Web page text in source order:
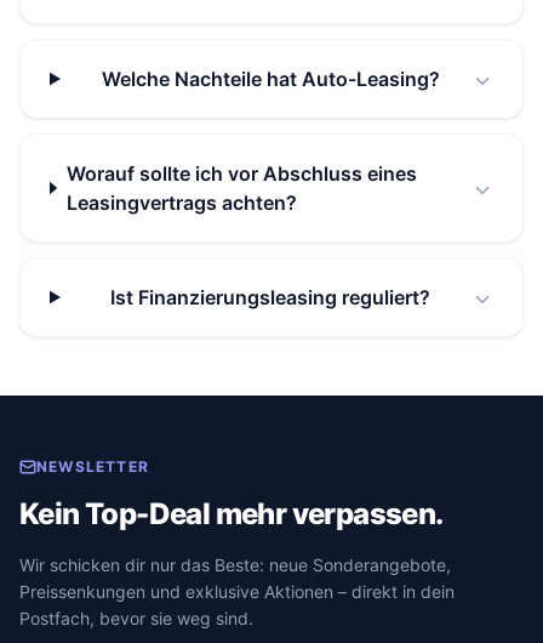
Welche Nachteile hat Auto-Leasing?
Worauf sollte ich vor Abschluss eines
Leasingvertrags achten?
Ist Finanzierungsleasing reguliert?
NEWSLETTER
Kein Top-Deal mehr verpassen.
Wir schicken dir nur das Beste: neue Sonderangebote,
Preissenkungen und exklusive Aktionen – direkt in dein
Postfach, bevor sie weg sind.